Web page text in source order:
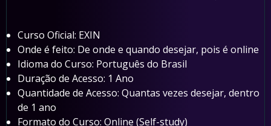
Curso Oficial: EXIN
Onde é feito: De onde e quando desejar, pois é online
Idioma do Curso: Português do Brasil
Duração de Acesso: 1 Ano
Quantidade de Acesso: Quantas vezes desejar, dentro
de 1 ano
Formato do Curso: Online (Self-study)